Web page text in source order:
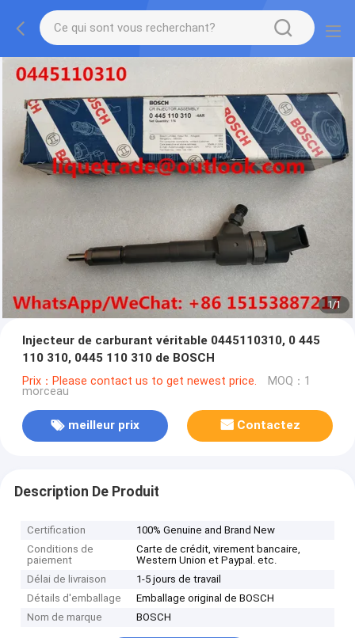
1/1
Injecteur de carburant véritable 0445110310, 0 445
110 310, 0445 110 310 de BOSCH
Prix：Please contact us to get newest price. MOQ：1
morceau
meilleur prix Contactez
Description De Produit
Certification
100% Genuine and Brand New
Conditions de
paiement
Carte de crédit, virement bancaire,
Western Union et Paypal. etc.
Délai de livraison
1-5 jours de travail
Détails d'emballage
Emballage original de BOSCH
Nom de marque
BOSCH